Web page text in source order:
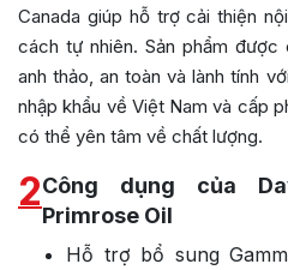
Canada giúp hỗ trợ cải thiện
cách tự nhiên. Sản phẩm
anh thảo, an toàn và lành tính
nhập khẩu về Việt Nam và cấp
có thể yên tâm về chất lượng.
2Công dụng của
Primrose Oil
Hỗ trợ bổ sung